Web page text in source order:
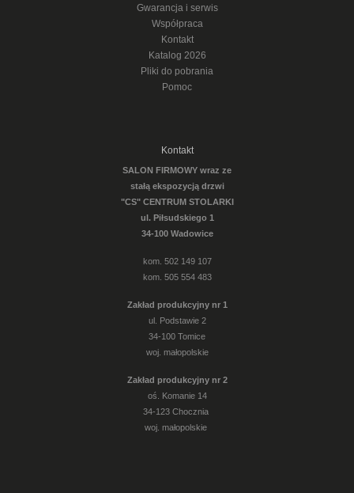
Gwarancja i serwis
Współpraca
Kontakt
Katalog 2026
Pliki do pobrania
Pomoc
Kontakt
SALON FIRMOWY wraz ze
stałą ekspozycją drzwi
"CS" CENTRUM STOLARKI
ul. Piłsudskiego 1
34-100 Wadowice
kom. 502 149 107
kom. 505 554 483
Zakład produkcyjny nr 1
ul. Podstawie 2
34-100 Tomice
woj. małopolskie
Zakład produkcyjny nr 2
oś. Komanie 14
34-123 Chocznia
woj. małopolskie